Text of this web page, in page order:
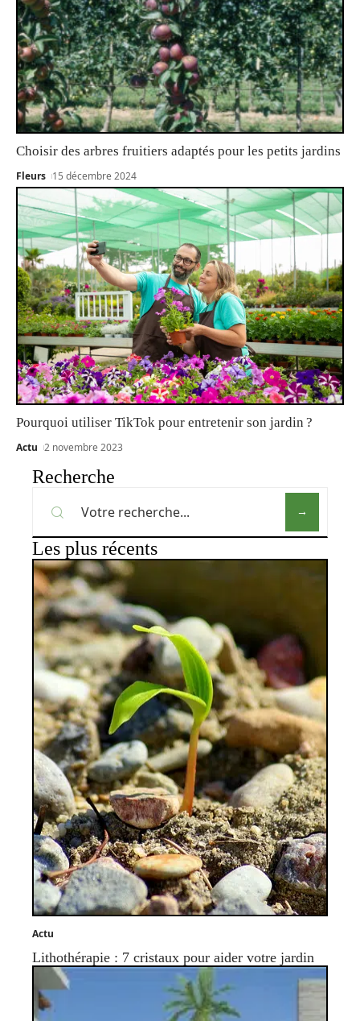
Choisir des arbres fruitiers adaptés pour les petits jardins
Fleurs 15 décembre 2024
Pourquoi utiliser TikTok pour entretenir son jardin ?
Actu 2 novembre 2023
Recherche
Les plus récents
Actu
Lithothérapie : 7 cristaux pour aider votre jardin